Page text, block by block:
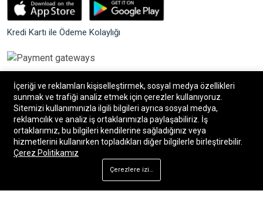
Kredi Kartı ile Ödeme Kolaylığı
©2026 Bilgin Güvenlik Sistemleri. Tüm hakları saklıdır.
Bilişim34®|
hazırlanmıştır.
Mağaza Arama
İçeriği ve reklamları kişiselleştirmek, sosyal medya özellikleri
sunmak ve trafiği analiz etmek için çerezler kullanıyoruz.
Sitemizi kullanımınızla ilgili bilgileri ayrıca sosyal medya,
reklamcılık ve analiz iş ortaklarımızla paylaşabiliriz. İş
ortaklarımız, bu bilgileri kendilerine sağladığınız veya
hizmetlerini kullanırken topladıkları diğer bilgilerle birleştirebilir.
Çerez Politikamız
Çerezlere izin ver